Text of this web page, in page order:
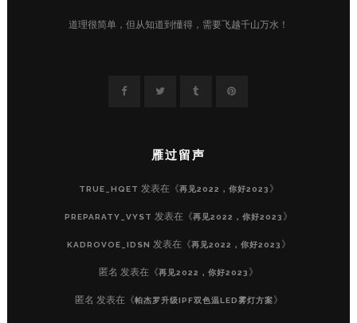
道理很简单，但从知道到懂得，需要飞越千山万水！
雁过留声
TRUE_HQET 发表在《再见2022，你好2023 》
PREPARATY_VYST 发表在《再见2022，你好2023 》
KADROVOE_IDSN 发表在《再见2022，你好2023 》
匿名 发表在《再见2022，你好2023 》
匿名 发表在《帕杰罗升级IPF双色温LED雾灯方案》